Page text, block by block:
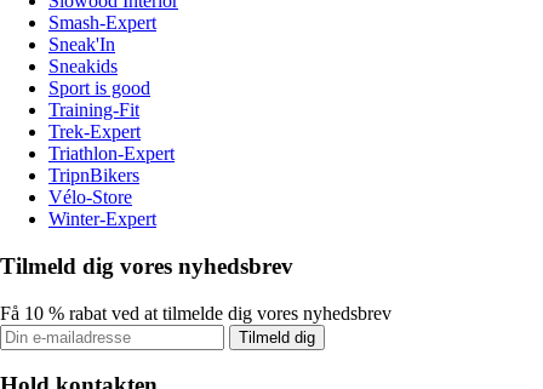
Smash-Expert
Sneak'In
Sneakids
Sport is good
Training-Fit
Trek-Expert
Triathlon-Expert
TripnBikers
Vélo-Store
Winter-Expert
Tilmeld dig vores nyhedsbrev
Få 10 % rabat ved at tilmelde dig vores nyhedsbrev
Tilmeld dig